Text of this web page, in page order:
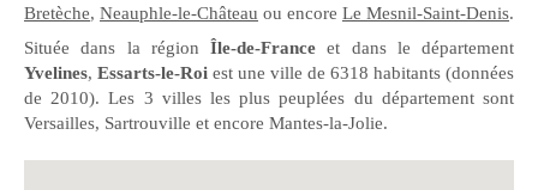
Bretèche, Neauphle-le-Château ou encore Le Mesnil-Saint-Denis.
Située dans la région Île-de-France et dans le département
Yvelines, Essarts-le-Roi est une ville de 6318 habitants (données
de 2010). Les 3 villes les plus peuplées du département sont
Versailles, Sartrouville et encore Mantes-la-Jolie.